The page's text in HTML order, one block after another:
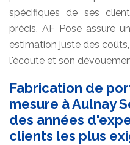
spécifiques de ses
précis, AF Pose assure
estimation juste des
l'écoute et son
Fabrication de
mesure à Aulnay
des années
clients les plus